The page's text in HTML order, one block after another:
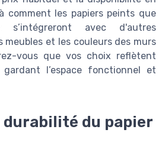
comment les papiers peints que
s’intégreront avec d'autres
meubles et les couleurs des murs
vous que vos choix reflètent
l’espace fonctionnel et
du papier